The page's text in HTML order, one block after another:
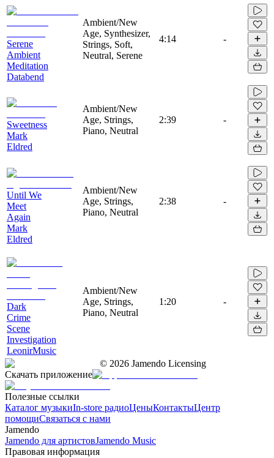
Serene
Ambient
Meditation
Databend
Ambient/New
Age, Synthesizer,
Strings, Soft,
Neutral, Serene
4:14 -
Sweetness
Mark
Eldred
Ambient/New
Age, Strings,
Piano, Neutral
2:39 -
Until We
Meet
Again
Mark
Eldred
Ambient/New
Age, Strings,
Piano, Neutral
2:38 -
Dark
Crime
Scene
Investigation
LeonirMusic
Ambient/New
Age, Strings,
Piano, Neutral
1:20 -
© 2026 Jamendo Licensing
Скачать приложение
Полезные ссылки
Каталог музыкиIn-store радиоЦеныКонтактыЦентр
помощиСвязаться с нами
Jamendo
Jamendo для артистовJamendo Music
Правовая информация